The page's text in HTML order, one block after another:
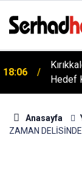
18:06
Hedef
Anasayfa
ZAMAN